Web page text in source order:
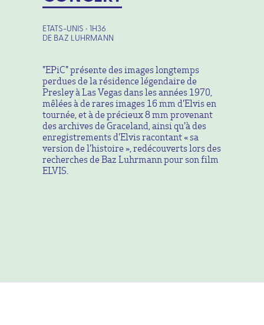
ETATS-UNIS • 1H36
DE BAZ LUHRMANN
"EPiC" présente des images longtemps
perdues de la résidence légendaire de
Presley à Las Vegas dans les années 1970,
mêlées à de rares images 16 mm d'Elvis en
tournée, et à de précieux 8 mm provenant
des archives de Graceland, ainsi qu'à des
enregistrements d'Elvis racontant « sa
version de l'histoire », redécouverts lors des
recherches de Baz Luhrmann pour son film
ELVIS.